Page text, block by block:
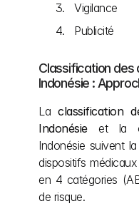
Vigilance
Publicité
Classification des
Indonésie :
La classification
Indonésie et la
Indonésie suivent
dispositifs
en 4 catégories
de risque.